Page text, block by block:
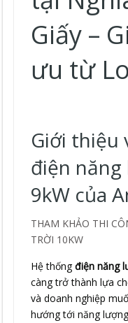
Giấy –
ưu từ
Giới thiệu
điện
9kW của
THAM KHẢO THI
TRỜI 10KW
Hệ thốngđiện năng
càng trở thành lựa
và doanh nghiệp
hướng tới năng